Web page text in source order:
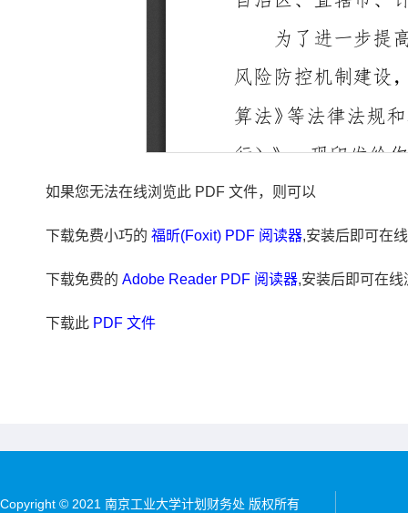
如果您无法在线浏览此 PDF 文件，则可以
下载免费小巧的 福昕(Foxit) PDF 阅读器,安装后即可在
下载免费的 Adobe Reader PDF 阅读器,安装后即可在
下载此 PDF 文件
Copyright © 2021 南京工业大学计划财务处 版权所有